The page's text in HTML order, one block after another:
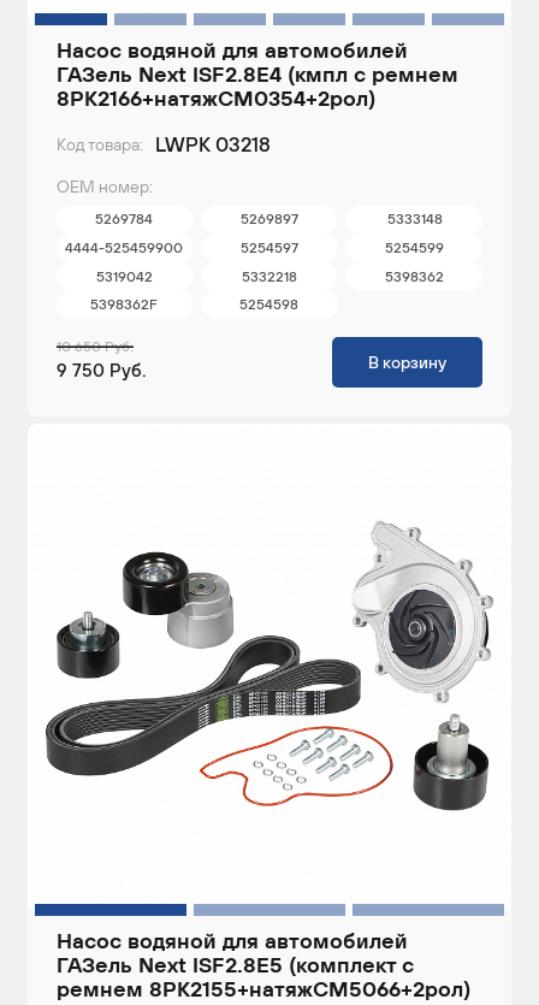
Насос водяной для автомобилей
ГАЗель Next ISF2.8E4 (кмпл с ремнем
8PK2166+натяжCM0354+2рол)
Код товара: LWPK 03218
ОЕМ номер:
5269784 5269897
5333148
4444-525459900
5254597
5254599
5319042
5332218
5398362
5398362F
5254598
10 650 Руб.
9 750 Руб. В корзину
Насос водяной для автомобилей
ГАЗель Next ISF2.8E5 (комплект с
ремнем 8PK2155+натяжCM5066+2рол)